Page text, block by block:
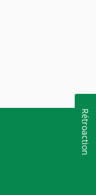
Rétroaction